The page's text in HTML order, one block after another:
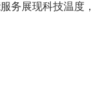
务展现科技温度